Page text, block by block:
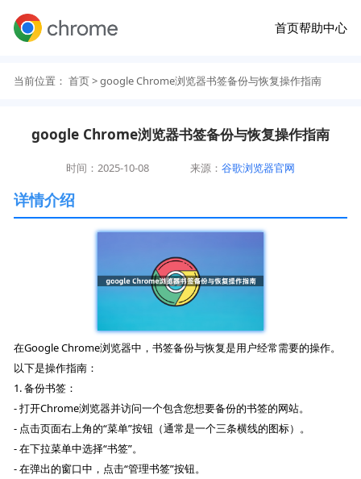
首页帮助中心
当前位置： 首页> google Chrome浏览器书签备份与恢复操作指南
google Chrome浏览器书签备份与恢复操作指南
时间：2025-10-08 来源：谷歌浏览器官网
详情介绍
在Google Chrome浏览器中，书签备份与恢复是用户经常需要的操作。
以下是操作指南：
1. 备份书签：
- 打开Chrome浏览器并访问一个包含您想要备份的书签的网站。
- 点击页面右上角的“菜单”按钮（通常是一个三条横线的图标）。
- 在下拉菜单中选择“书签”。
- 在弹出的窗口中，点击“管理书签”按钮。